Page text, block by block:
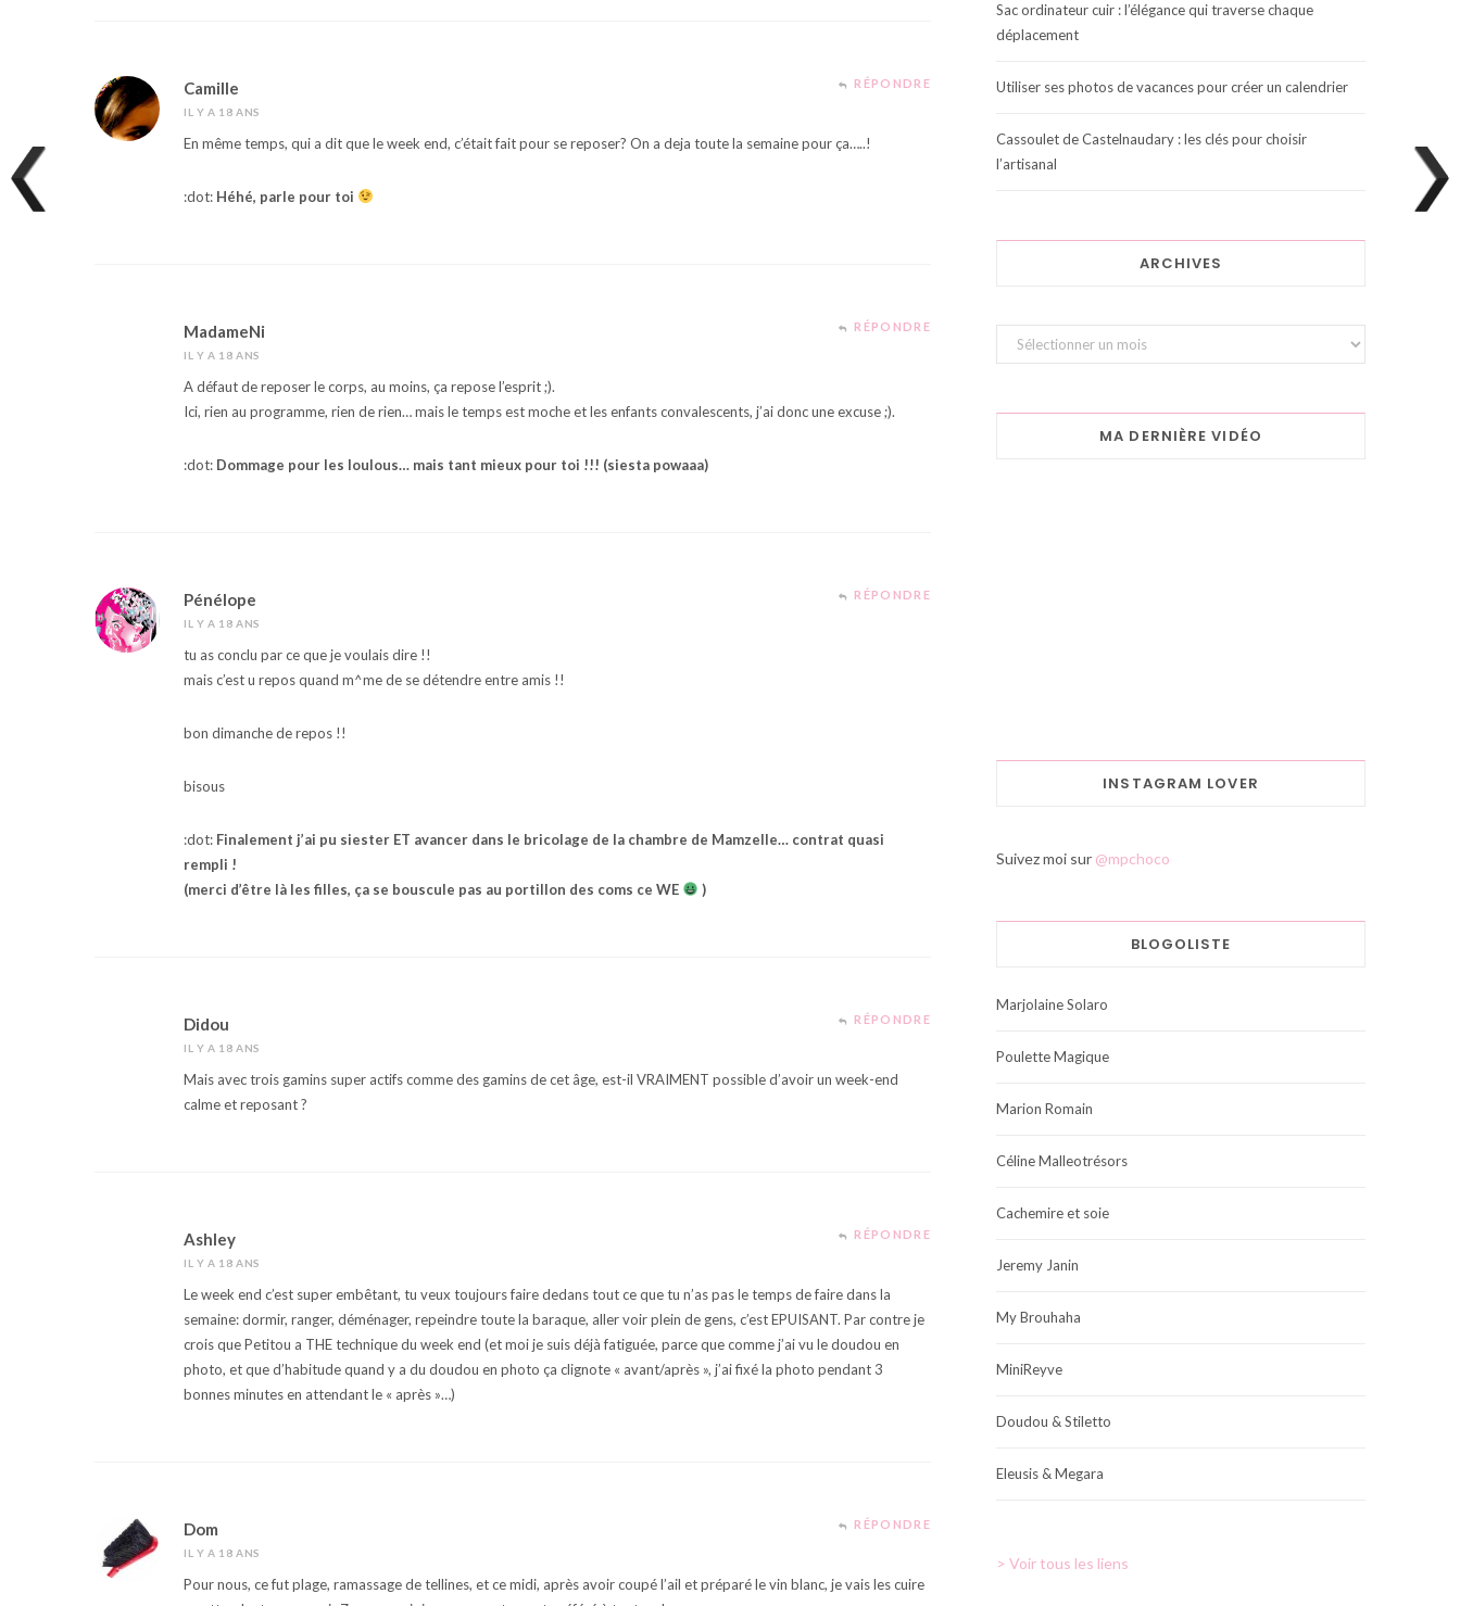
Camille
IL Y A 18 ANS
RÉPONDRE
En même temps, qui a dit que le week end, c’était fait pour se reposer? On a deja toute la semaine pour ça…..!
:dot: Héhé, parle pour toi
MadameNi
IL Y A 18 ANS
RÉPONDRE
A défaut de reposer le corps, au moins, ça repose l’esprit ;).
Ici, rien au programme, rien de rien… mais le temps est moche et les enfants convalescents, j’ai donc une excuse ;).
:dot: Dommage pour les loulous… mais tant mieux pour toi !!! (siesta powaaa)
Pénélope
IL Y A 18 ANS
RÉPONDRE
tu as conclu par ce que je voulais dire !!
mais c’est u repos quand m^me de se détendre entre amis !!
bon dimanche de repos !!
bisous
:dot: Finalement j’ai pu siester ET avancer dans le bricolage de la chambre de Mamzelle… contrat quasi
rempli !
(merci d’être là les filles, ça se bouscule pas au portillon des coms ce WE
)
Didou
IL Y A 18 ANS
RÉPONDRE
Mais avec trois gamins super actifs comme des gamins de cet âge, est-il VRAIMENT possible d’avoir un week-end
calme et reposant ?
Ashley
IL Y A 18 ANS
RÉPONDRE
Le week end c’est super embêtant, tu veux toujours faire dedans tout ce que tu n’as pas le temps de faire dans la
semaine: dormir, ranger, déménager, repeindre toute la baraque, aller voir plein de gens, c’est EPUISANT. Par contre je
crois que Petitou a THE technique du week end (et moi je suis déjà fatiguée, parce que comme j’ai vu le doudou en
photo, et que d’habitude quand y a du doudou en photo ça clignote « avant/après », j’ai fixé la photo pendant 3
bonnes minutes en attendant le « après »…)
Dom
IL Y A 18 ANS
RÉPONDRE
Pour nous, ce fut plage, ramassage de tellines, et ce midi, après avoir coupé l’ail et préparé le vin blanc, je vais les cuire
Sac ordinateur cuir : l’élégance qui traverse chaque
déplacement
Utiliser ses photos de vacances pour créer un calendrier
Cassoulet de Castelnaudary : les clés pour choisir
l’artisanal
ARCHIVES
Archives
MA DERNIÈRE VIDÉO
INSTAGRAM LOVER
Suivez moi sur @mpchoco
BLOGOLISTE
Marjolaine Solaro
Poulette Magique
Marion Romain
Céline Malleotrésors
Cachemire et soie
Jeremy Janin
My Brouhaha
MiniReyve
Doudou & Stiletto
Eleusis & Megara
> Voir tous les liens